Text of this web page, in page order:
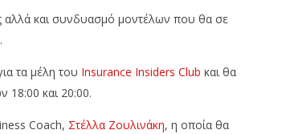
αλλά και συνδυασμό μοντέλων που θα σε
τα μέλη του Insurance Insiders Club και θα
18:00 και 20:00.
Coach, Στέλλα Ζουλινάκη, η οποία θα